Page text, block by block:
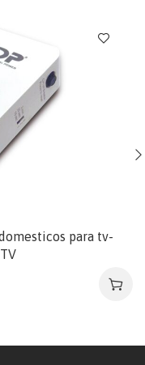
para tv-